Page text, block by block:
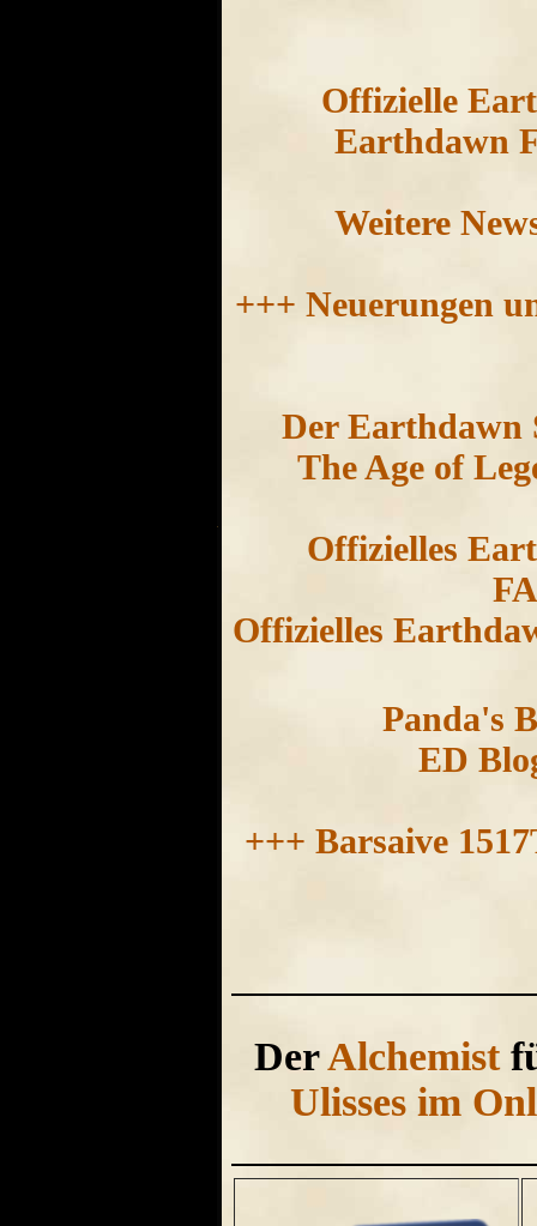
Offizielle
Earthdawn
Weitere
+++ Neuerungen
Der Earthdawn
The Age of
Offizielles
Offizielles
Panda's
ED
+++ Barsaive
DerAlchemist
Ulisses im